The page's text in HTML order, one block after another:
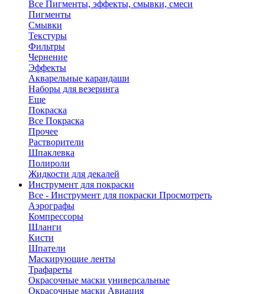
Все Пигменты, эффекты, смывки, смеси
Пигменты
Смывки
Текстуры
Фильтры
Чернение
Эффекты
Акварельные карандаши
Наборы для везеринга
Еще
Покраска
Все Покраска
Прочее
Растворители
Шпаклевка
Полироли
Жидкости для декалей
Инструмент для покраски
Все - Инструмент для покраски Просмотреть
Аэрографы
Компрессоры
Шланги
Кисти
Шпатели
Маскирующие ленты
Трафареты
Окрасочные маски универсальные
Окрасочные маски Авиация